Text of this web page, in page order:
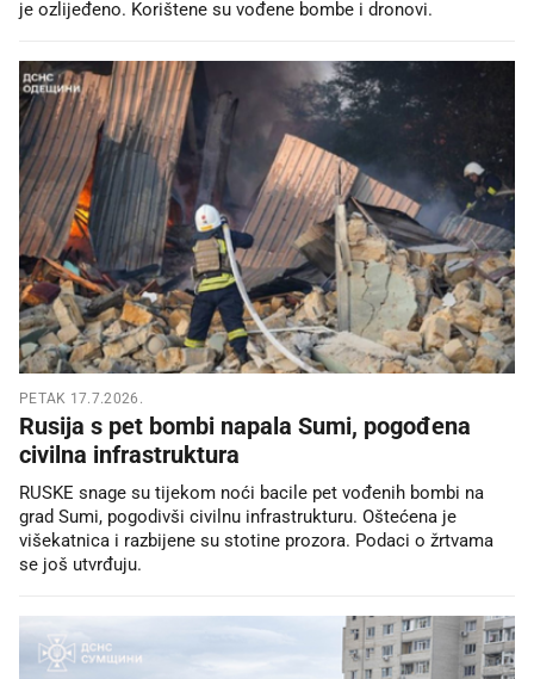
je ozlijeđeno. Korištene su vođene bombe i dronovi.
PETAK 17.7.2026.
Rusija s pet bombi napala Sumi, pogođena
civilna infrastruktura
RUSKE snage su tijekom noći bacile pet vođenih bombi na
grad Sumi, pogodivši civilnu infrastrukturu. Oštećena je
višekatnica i razbijene su stotine prozora. Podaci o žrtvama
se još utvrđuju.